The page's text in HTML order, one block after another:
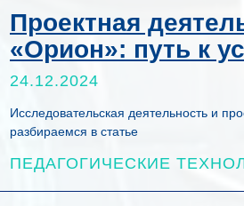
Проектная
«Орион»: путь к
24.12.2024
Исследовательская деятельность и
разбираемся в статье
ПЕДАГОГИЧЕСКИЕ